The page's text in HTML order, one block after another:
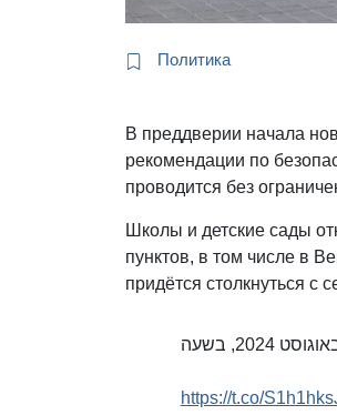
Политика
В преддверии начала
рекомендации по
проводится без
Школы и детские сады
пунктов, в том числе в
придётся столкнуться с
בשל המצב הביטחוני, פיקוד העורף קבע את ההנחיות הבאות מיום חמישי, 29 באוגוסט 2024, בשעה
https://t.co/